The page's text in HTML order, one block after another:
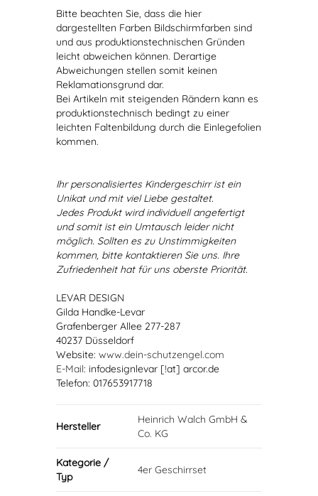
Bitte beachten Sie, dass die hier
dargestellten Farben Bildschirmfarben sind
und aus produktionstechnischen Gründen
leicht abweichen können. Derartige
Abweichungen stellen somit keinen
Reklamationsgrund dar.
Bei Artikeln mit steigenden Rändern kann es
produktionstechnisch bedingt zu einer
leichten Faltenbildung durch die Einlegefolien
kommen.
Ihr personalisiertes Kindergeschirr ist ein
Unikat und mit viel Liebe gestaltet.
Jedes Produkt wird individuell angefertigt
und somit ist ein Umtausch leider nicht
möglich. Sollten es zu Unstimmigkeiten
kommen, bitte kontaktieren Sie uns. Ihre
Zufriedenheit hat für uns oberste Priorität.
LEVAR DESIGN
Gilda Handke-Levar
Grafenberger Allee 277-287
40237 Düsseldorf
Website: www.dein-schutzengel.com
E-Mail: infodesignlevar [!at] arcor.de
Telefon: 017653917718
Hersteller
Heinrich Walch GmbH &
Co. KG
Kategorie /
Typ
4er Geschirrset